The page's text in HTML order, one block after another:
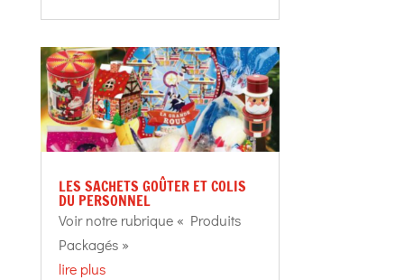
LES SACHETS GOÛTER ET COLIS
DU PERSONNEL
Voir notre rubrique « Produits
Packagés »
lire plus